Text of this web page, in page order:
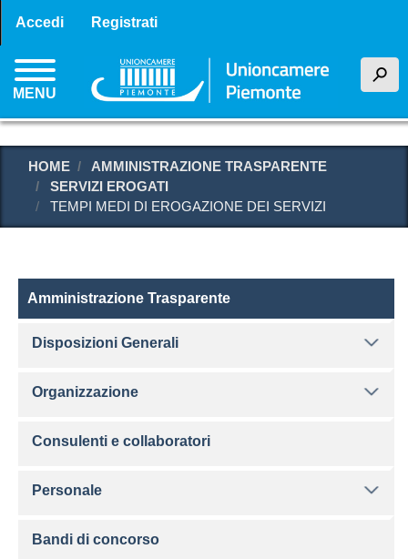
contenuto
principale
Menu profilo utente
Accedi Registrati
MENU
h
HOME
AMMINISTRAZIONE TRASPARENTE
SERVIZI EROGATI
TEMPI MEDI DI EROGAZIONE DEI SERVIZI
Amministrazione Trasparente
Amministrazione Trasparente
Disposizioni Generali
Organizzazione
Consulenti e collaboratori
Personale
Bandi di concorso